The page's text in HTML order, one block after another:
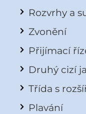
Rozvrhy a
Zvonění
Přijímací
Druhý cizí
Třída s
Plavání